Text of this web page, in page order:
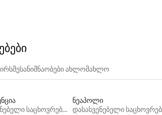
ახლომახლო
დასასვენებელი საცხოვრებლები
ნეაპოლი